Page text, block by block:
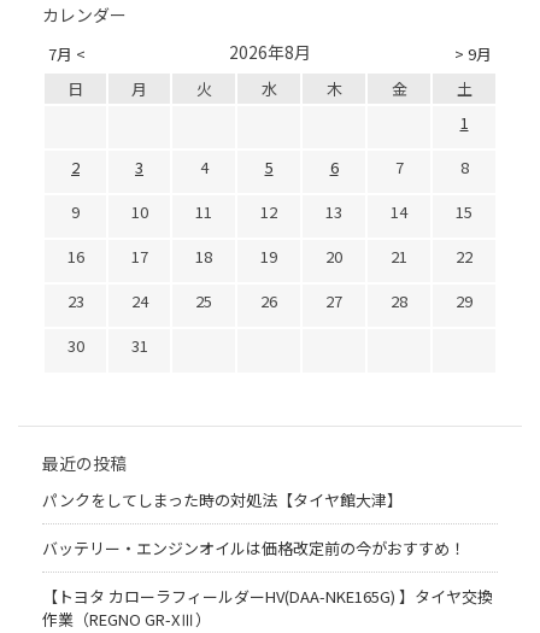
カレンダー
7月 < > 9月
2026年8月
日 月 火 水 木 金
土
1
2
3 4 5 6 7
8
9
10 11 12 13 14
15
16
17 18 19 20 21
22
23
24 25 26 27 28
29
30
31
最近の投稿
パンクをしてしまった時の対処法【タイヤ館大津】
バッテリー・エンジンオイルは価格改定前の今がおすすめ！
【トヨタ カローラフィールダーHV(DAA-NKE165G) 】タイヤ交換
作業（REGNO GR-XⅢ）